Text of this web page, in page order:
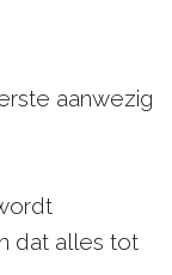
aanwezig
dat alles tot